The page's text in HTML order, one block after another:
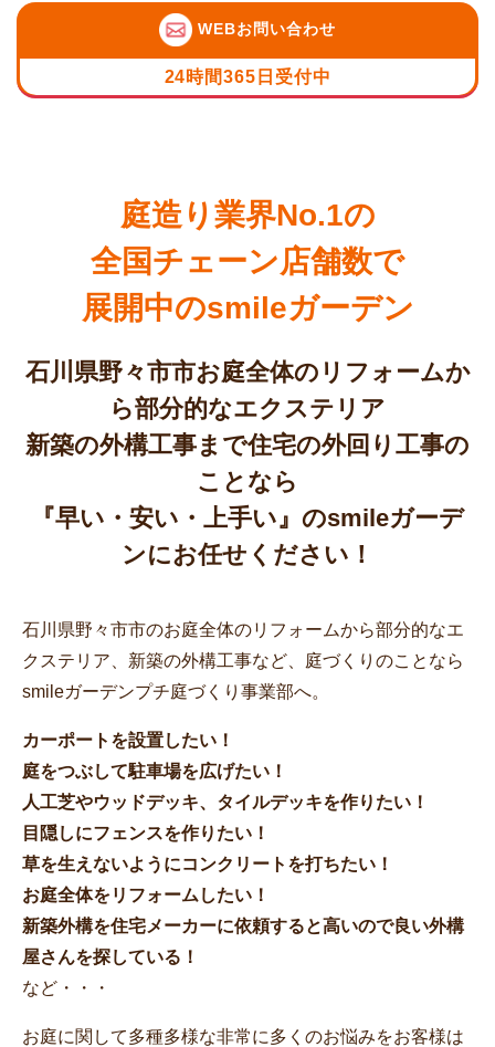
WEBお問い合わせ
24時間365日受付中
庭造り業界No.1の
全国チェーン店舗数で
展開中のsmileガーデン
石川県野々市市お庭全体のリフォームか
ら部分的なエクステリア
新築の外構工事まで住宅の外回り工事の
ことなら
『早い・安い・上手い』のsmileガーデ
ンにお任せください！
石川県野々市市のお庭全体のリフォームから部分的なエ
クステリア、新築の外構工事など、庭づくりのことなら
smileガーデンプチ庭づくり事業部へ。
カーポートを設置したい！
庭をつぶして駐車場を広げたい！
人工芝やウッドデッキ、タイルデッキを作りたい！
目隠しにフェンスを作りたい！
草を生えないようにコンクリートを打ちたい！
お庭全体をリフォームしたい！
新築外構を住宅メーカーに依頼すると高いので良い外構
屋さんを探している！
など・・・
お庭に関して多種多様な非常に多くのお悩みをお客様は